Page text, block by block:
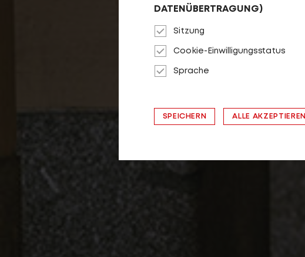
DATENÜBERTRAGUNG)
Sitzung
Cookie-Einwilligungsstatus
Sprache
SPEICHERN ALLE AKZEPTIEREN